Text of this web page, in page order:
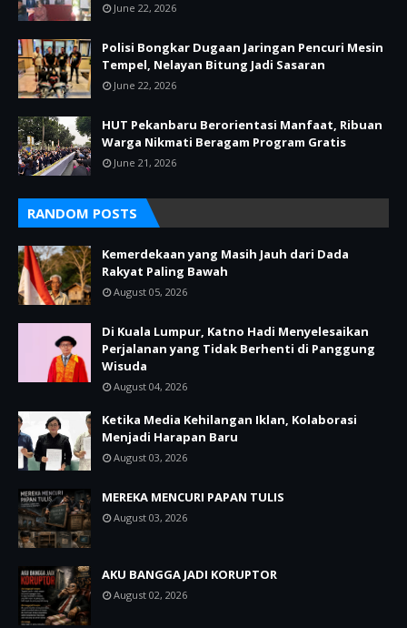
June 22, 2026
Polisi Bongkar Dugaan Jaringan Pencuri Mesin
Tempel, Nelayan Bitung Jadi Sasaran
June 22, 2026
HUT Pekanbaru Berorientasi Manfaat, Ribuan
Warga Nikmati Beragam Program Gratis
June 21, 2026
RANDOM POSTS
Kemerdekaan yang Masih Jauh dari Dada
Rakyat Paling Bawah
August 05, 2026
Di Kuala Lumpur, Katno Hadi Menyelesaikan
Perjalanan yang Tidak Berhenti di Panggung
Wisuda
August 04, 2026
Ketika Media Kehilangan Iklan, Kolaborasi
Menjadi Harapan Baru
August 03, 2026
MEREKA MENCURI PAPAN TULIS
August 03, 2026
AKU BANGGA JADI KORUPTOR
August 02, 2026